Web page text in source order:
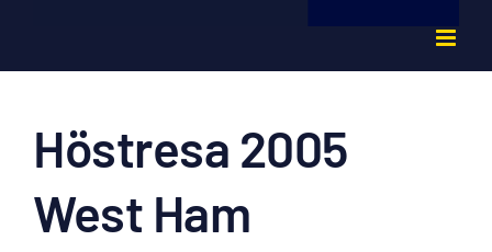
Höstresa 2005
West Ham